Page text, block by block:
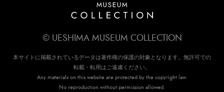
© UESHIMA MUSEUM COLLECTION
本サイトに掲載されているデータは著作権の保護の対象となります。無許可での
転載・転用はご遠慮ください。
Any materials on this website are protected by the copyright law.
No reproduction without permission allowed.